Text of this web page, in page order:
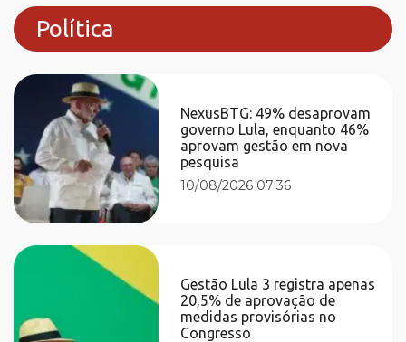
Política
NexusBTG: 49% desaprovam
governo Lula, enquanto 46%
aprovam gestão em nova
pesquisa
10/08/2026 07:36
Gestão Lula 3 registra apenas
20,5% de aprovação de
medidas provisórias no
Congresso